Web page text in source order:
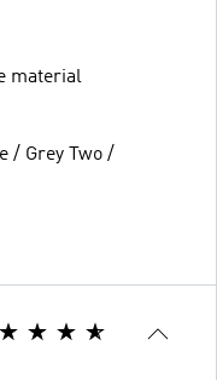
material
/ Grey Two /